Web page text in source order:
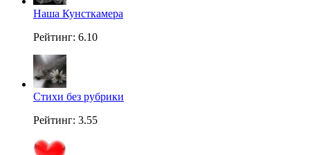
Наша Кунсткамера
Рейтинг: 6.10
Стихи без рубрики
Рейтинг: 3.55